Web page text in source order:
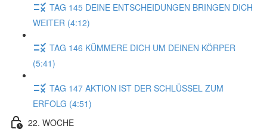
TAG 145 DEINE ENTSCHEIDUNGEN BRINGEN DICH
WEITER (4:12)
TAG 146 KÜMMERE DICH UM DEINEN KÖRPER
(5:41)
TAG 147 AKTION IST DER SCHLÜSSEL ZUM
ERFOLG (4:51)
22. WOCHE